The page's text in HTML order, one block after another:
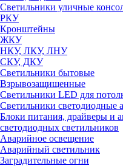
Светильники уличные
РКУ
Кронштейны
ЖКУ
НКУ, ЛКУ, ЛНУ
СКУ, ДКУ
Светильники бытовые
Взрывозащищенные
Светильники LED для
Светильники светодиодные
Блоки питания, драйверы и
светодиодных светильников
Аварийное освещение
Аварийный светильник
Заградительные огни